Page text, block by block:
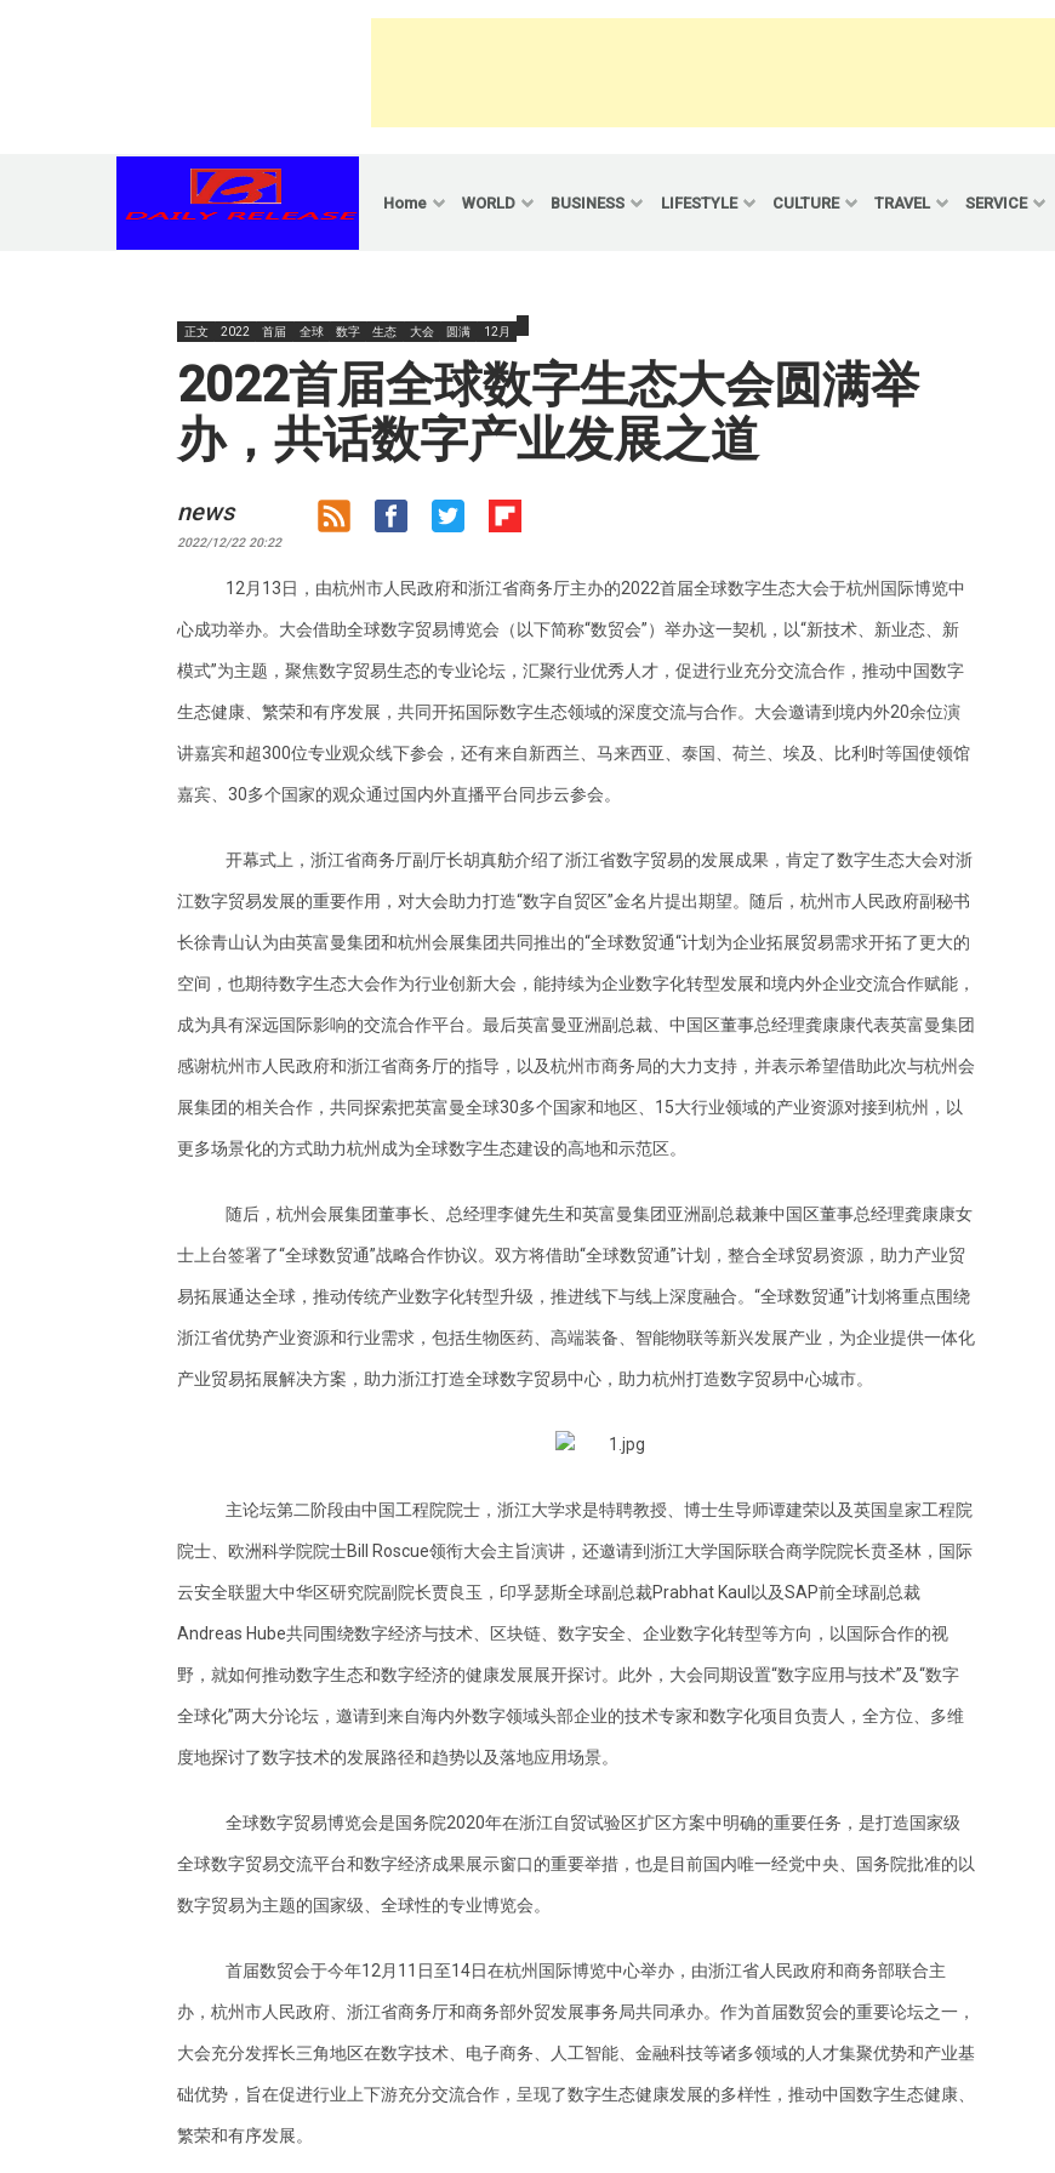
Home WORLD BUSINESS LIFESTYLE CULTURE TRAVEL SERVICE
正文 2022 首届 全球 数字 生态 大会 圆满 12月
2022首届全球数字生态大会圆满举
办，共话数字产业发展之道
news
2022/12/22 20:22
12月13日，由杭州市人民政府和浙江省商务厅主办的2022首届全球数字生态大会于杭州国际博览中
心成功举办。大会借助全球数字贸易博览会（以下简称“数贸会”）举办这一契机，以“新技术、新业态、新
模式”为主题，聚焦数字贸易生态的专业论坛，汇聚行业优秀人才，促进行业充分交流合作，推动中国数字
生态健康、繁荣和有序发展，共同开拓国际数字生态领域的深度交流与合作。大会邀请到境内外20余位演
讲嘉宾和超300位专业观众线下参会，还有来自新西兰、马来西亚、泰国、荷兰、埃及、比利时等国使领馆
嘉宾、30多个国家的观众通过国内外直播平台同步云参会。
开幕式上，浙江省商务厅副厅长胡真舫介绍了浙江省数字贸易的发展成果，肯定了数字生态大会对浙
江数字贸易发展的重要作用，对大会助力打造“数字自贸区”金名片提出期望。随后，杭州市人民政府副秘书
长徐青山认为由英富曼集团和杭州会展集团共同推出的“全球数贸通“计划为企业拓展贸易需求开拓了更大的
空间，也期待数字生态大会作为行业创新大会，能持续为企业数字化转型发展和境内外企业交流合作赋能，
成为具有深远国际影响的交流合作平台。最后英富曼亚洲副总裁、中国区董事总经理龚康康代表英富曼集团
感谢杭州市人民政府和浙江省商务厅的指导，以及杭州市商务局的大力支持，并表示希望借助此次与杭州会
展集团的相关合作，共同探索把英富曼全球30多个国家和地区、15大行业领域的产业资源对接到杭州，以
更多场景化的方式助力杭州成为全球数字生态建设的高地和示范区。
随后，杭州会展集团董事长、总经理李健先生和英富曼集团亚洲副总裁兼中国区董事总经理龚康康女
士上台签署了“全球数贸通”战略合作协议。双方将借助“全球数贸通”计划，整合全球贸易资源，助力产业贸
易拓展通达全球，推动传统产业数字化转型升级，推进线下与线上深度融合。“全球数贸通”计划将重点围绕
浙江省优势产业资源和行业需求，包括生物医药、高端装备、智能物联等新兴发展产业，为企业提供一体化
产业贸易拓展解决方案，助力浙江打造全球数字贸易中心，助力杭州打造数字贸易中心城市。
主论坛第二阶段由中国工程院院士，浙江大学求是特聘教授、博士生导师谭建荣以及英国皇家工程院
院士、欧洲科学院院士Bill Roscue领衔大会主旨演讲，还邀请到浙江大学国际联合商学院院长贲圣林，国际
云安全联盟大中华区研究院副院长贾良玉，印孚瑟斯全球副总裁Prabhat Kaul以及SAP前全球副总裁
Andreas Hube共同围绕数字经济与技术、区块链、数字安全、企业数字化转型等方向，以国际合作的视
野，就如何推动数字生态和数字经济的健康发展展开探讨。此外，大会同期设置“数字应用与技术”及“数字
全球化”两大分论坛，邀请到来自海内外数字领域头部企业的技术专家和数字化项目负责人，全方位、多维
度地探讨了数字技术的发展路径和趋势以及落地应用场景。
全球数字贸易博览会是国务院2020年在浙江自贸试验区扩区方案中明确的重要任务，是打造国家级
全球数字贸易交流平台和数字经济成果展示窗口的重要举措，也是目前国内唯一经党中央、国务院批准的以
数字贸易为主题的国家级、全球性的专业博览会。
首届数贸会于今年12月11日至14日在杭州国际博览中心举办，由浙江省人民政府和商务部联合主
办，杭州市人民政府、浙江省商务厅和商务部外贸发展事务局共同承办。作为首届数贸会的重要论坛之一，
大会充分发挥长三角地区在数字技术、电子商务、人工智能、金融科技等诸多领域的人才集聚优势和产业基
础优势，旨在促进行业上下游充分交流合作，呈现了数字生态健康发展的多样性，推动中国数字生态健康、
繁荣和有序发展。